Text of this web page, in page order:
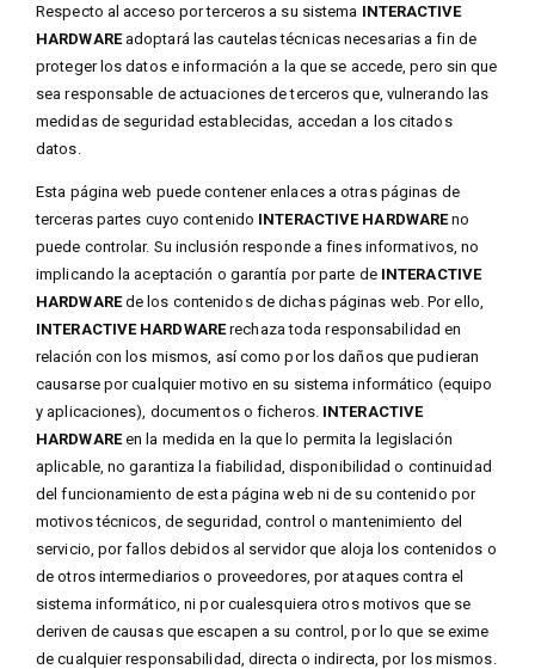
Respecto al acceso por terceros a su sistema INTERACTIVE
HARDWAREadoptará las cautelas técnicas necesarias a fin de
proteger los datos e información a la que se accede, pero sin que
sea responsable de actuaciones de terceros que, vulnerando las
medidas de seguridad establecidas, accedan a los citados
datos.
Esta página web puede contener enlaces a otras páginas de
terceras partes cuyo contenido INTERACTIVE HARDWARE no
puede controlar. Su inclusión responde a fines informativos, no
implicando la aceptación o garantía por parte de INTERACTIVE
HARDWARE de los contenidos de dichas páginas web. Por ello,
INTERACTIVE HARDWARE rechaza toda responsabilidad en
relación con los mismos, así como por los daños que pudieran
causarse por cualquier motivo en su sistema informático (equipo
y aplicaciones), documentos o ficheros. INTERACTIVE
HARDWARE en la medida en la que lo permita la legislación
aplicable, no garantiza la fiabilidad, disponibilidad o continuidad
del funcionamiento de esta página web ni de su contenido por
motivos técnicos, de seguridad, control o mantenimiento del
servicio, por fallos debidos al servidor que aloja los contenidos o
de otros intermediarios o proveedores, por ataques contra el
sistema informático, ni por cualesquiera otros motivos que se
deriven de causas que escapen a su control, por lo que se exime
de cualquier responsabilidad, directa o indirecta, por los mismos.